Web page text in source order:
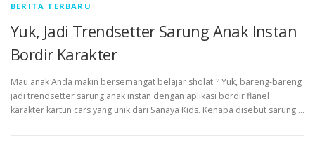
BERITA TERBARU
Yuk, Jadi Trendsetter Sarung Anak Instan
Bordir Karakter
Mau anak Anda makin bersemangat belajar sholat ? Yuk, bareng-bareng
jadi trendsetter sarung anak instan dengan aplikasi bordir flanel
karakter kartun cars yang unik dari Sanaya Kids. Kenapa disebut sarung …